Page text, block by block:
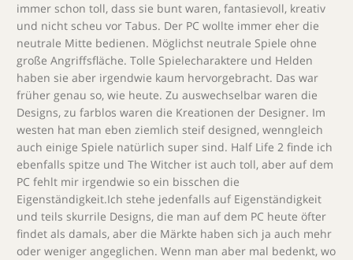
immer schon toll, dass sie bunt waren, fantasievoll, kreativ
und nicht scheu vor Tabus. Der PC wollte immer eher die
neutrale Mitte bedienen. Möglichst neutrale Spiele ohne
große Angriffsfläche. Tolle Spielecharaktere und Helden
haben sie aber irgendwie kaum hervorgebracht. Das war
früher genau so, wie heute. Zu auswechselbar waren die
Designs, zu farblos waren die Kreationen der Designer. Im
westen hat man eben ziemlich steif designed, wenngleich
auch einige Spiele natürlich super sind. Half Life 2 finde ich
ebenfalls spitze und The Witcher ist auch toll, aber auf dem
PC fehlt mir irgendwie so ein bisschen die
Eigenständigkeit.Ich stehe jedenfalls auf Eigenständigkeit
und teils skurrile Designs, die man auf dem PC heute öfter
findet als damals, aber die Märkte haben sich ja auch mehr
oder weniger angeglichen. Wenn man aber mal bedenkt, wo